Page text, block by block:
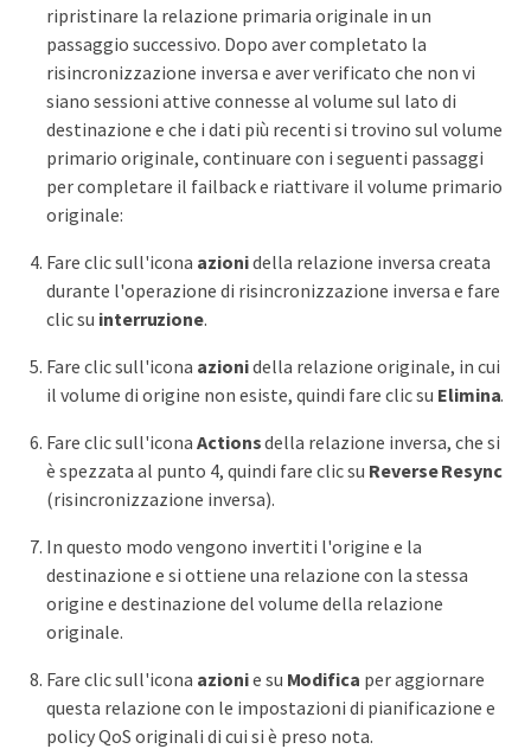
ripristinare la relazione primaria originale in un
passaggio successivo. Dopo aver completato la
risincronizzazione inversa e aver verificato che non vi
siano sessioni attive connesse al volume sul lato di
destinazione e che i dati più recenti si trovino sul volume
primario originale, continuare con i seguenti passaggi
per completare il failback e riattivare il volume primario
originale:
Fare clic sull'icona azionidella relazione inversa creata
durante l'operazione di risincronizzazione inversa e fare
clic su interruzione.
Fare clic sull'icona azionidella relazione originale, in cui
il volume di origine non esiste, quindi fare clic su Elimina.
Fare clic sull'icona Actionsdella relazione inversa, che si
è spezzata al punto 4, quindi fare clic su Reverse Resync
(risincronizzazione inversa).
In questo modo vengono invertiti l'origine e la
destinazione e si ottiene una relazione con la stessa
origine e destinazione del volume della relazione
originale.
Fare clic sull'icona azionie su Modifica per aggiornare
questa relazione con le impostazioni di pianificazione e
policy QoS originali di cui si è preso nota.